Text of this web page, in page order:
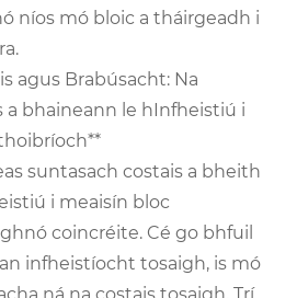
níos mó bloic a tháirgeadh i
agus Brabúsacht: Na
a bhaineann le hInfheistiú i
suntasach costais a bheith
i meaisín bloc
coincréite. Cé go bhfuil
infheistíocht tosaigh, is mó